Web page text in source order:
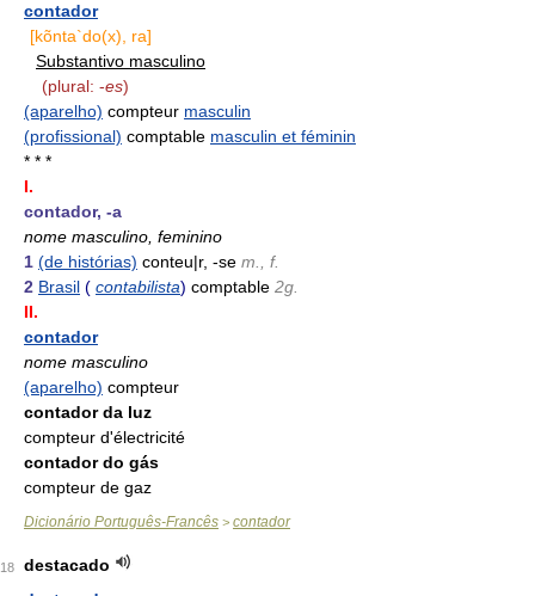
contador
[kõnta`do(x), ra]
Substantivo masculino
(plural: -es)
(aparelho) compteur masculin
(profissional) comptable masculin et féminin
* * *
I.
contador, -a
nome masculino, feminino
1 (de histórias) conteu|r, -se m., f.
2 Brasil ( contabilista) comptable 2g.
II.
contador
nome masculino
(aparelho) compteur
contador da luz
compteur d'électricité
contador do gás
compteur de gaz
Dicionário Português-Francês > contador
18
destacado